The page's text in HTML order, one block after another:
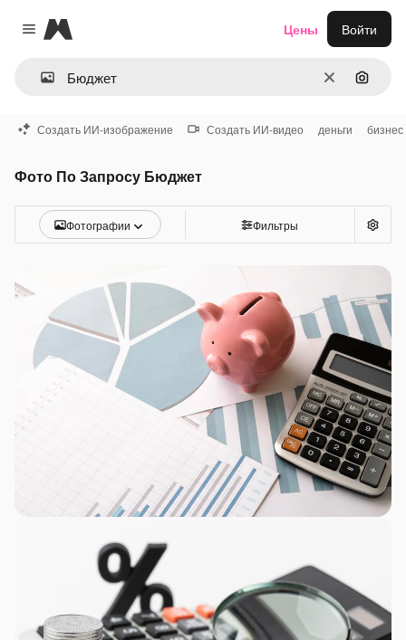
Close menu
Magnific
ОчиститьПоиск
Цены Войти
Создать ИИ-изображение Создать ИИ-видео деньги бизнес
Фото По Запросу Бюджет
Фотографии Фильтры